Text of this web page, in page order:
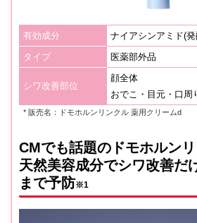
有効成分
ナイアシンアミド(
タイプ
医薬部外品
シワ改善部位
顔全体
おでこ・目元・口周
* 販売名：ドモホルンリンクル 薬用クリームd
CMでも話題のドモホルン
天然美容成分でシワ改善だ
まで予防※1